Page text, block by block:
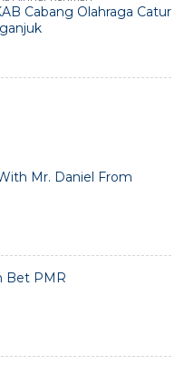
Cabang Olahraga Catur
Mr. Daniel From
Bet PMR